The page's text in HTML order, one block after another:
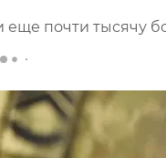
почти тысячу